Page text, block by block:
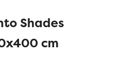
Shades
cm